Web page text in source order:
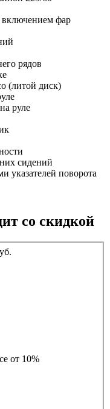
включением фар
рядов
(литой диск)
руле
сидений
указателей поворота
со скидкой
от 10%